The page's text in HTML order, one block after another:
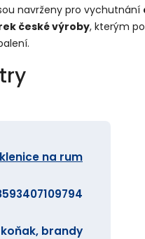
navrženy pro vychutnání
české výroby, kterým
na rum
brandy